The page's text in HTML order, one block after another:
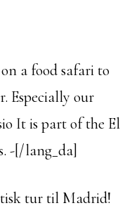
a food safari to
Especially our
It is part of the El
-[/lang_da]
tur til Madrid!